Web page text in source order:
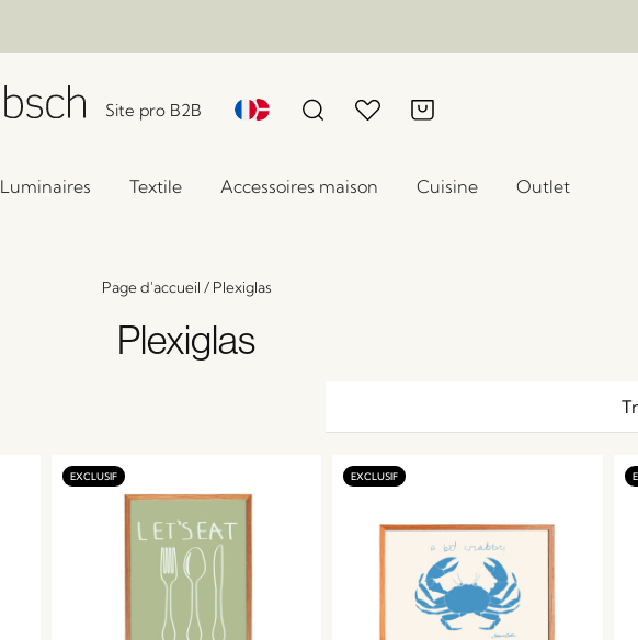
Site pro B2B
Luminaires Textile Accessoires maison Cuisine Outlet
Page d'accueil / Plexiglas
Plexiglas